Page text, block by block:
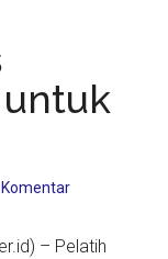
– Pelatih